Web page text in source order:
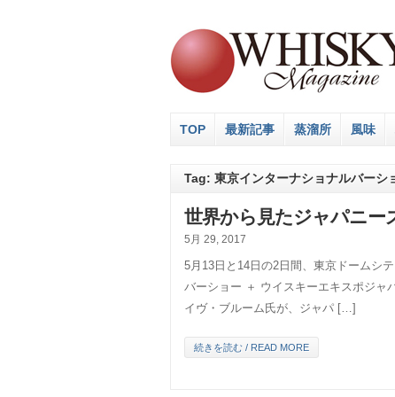
TOP 最新記事 蒸溜所 風味
Tag: 東京インターナショナルバーシ
世界から見たジャパニー
5月 29, 2017
5月13日と14日の2日間、東京ドームシ
バーショー ＋ ウイスキーエキスポジャ
イヴ・ブルーム氏が、ジャパ […]
続きを読む / READ MORE